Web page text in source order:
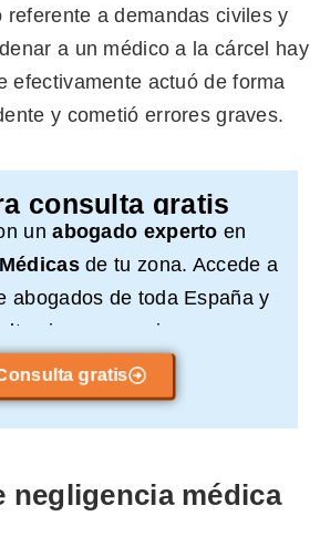
referente a demandas civiles y
a un médico a la cárcel hay
efectivamente actuó de forma
y cometió errores graves.
consulta gratis
unabogado experto en
de tu zona. Accede a
abogados de toda España y
sin compromiso.
gratis
negligencia médica